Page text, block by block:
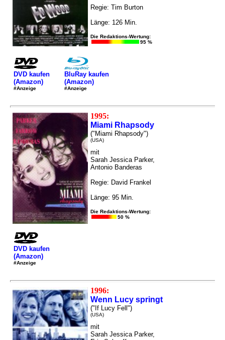
Regie: Tim Burton
Länge: 126 Min.
Die Redaktions-Wertung:
95 %
DVD kaufen
(Amazon)
#Anzeige
BluRay kaufen
(Amazon)
#Anzeige
1995:
Miami Rhapsody
("Miami Rhapsody")
(USA)
mit
Sarah Jessica Parker,
Antonio Banderas
Regie: David Frankel
Länge: 95 Min.
Die Redaktions-Wertung:
50 %
DVD kaufen
(Amazon)
#Anzeige
1996:
Wenn Lucy springt
("If Lucy Fell")
(USA)
mit
Sarah Jessica Parker,